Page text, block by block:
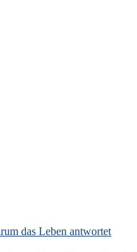
das Leben antwortet